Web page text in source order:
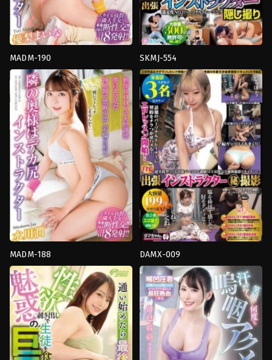
MADM-190
ตูด การ
ช่วย
ตัว
เอง ควย
ใหญ่,คาว
เกิร์ล,งาน
เดี่ยว,ชัก
ว่าว,ธุรกิจ ,นั่ง
ทับ
หน้า,น้ำ
แตก,บรรยากาศ,ผู้
หญิง
บ้า,ผู้
หญิง
แต่งงาน
แล้ว,หี
ไร้
ขน,อม
ควย,อาจารย์,อี
ตัว ,เมีย
มีชู้,เย็ด
นม,เย็ด
พี่
สาว,แตก
น้ำ
พุ่ง
Crystal
Eizou
SKMJ-554
ใหญ่,มือ
ใหม่,อาจารย์ แอบ
มอง
Sekimenjoshi
MADM-188
ตูด,การ
ช่วย
ตัว
เอง,ควย
ใหญ่,คาว
เกิร์ล,งาน
เดี่ยว,ชัก
ว่าว,นั่ง
ทับ
หน้า,น้ำ
DAMX-009
ใหญ่,นวด,อาจารย์,แตก
น้ำ
พุ่ง,แอบ
มอง
Dama-
chan.